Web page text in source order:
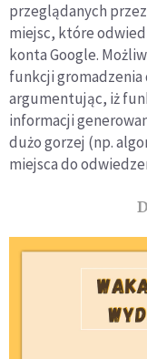
przeglądanych
miejsc, które
konta Google.
funkcji gromadzenia
argumentując, iż
informacji
dużo gorzej (np.
miejsca do